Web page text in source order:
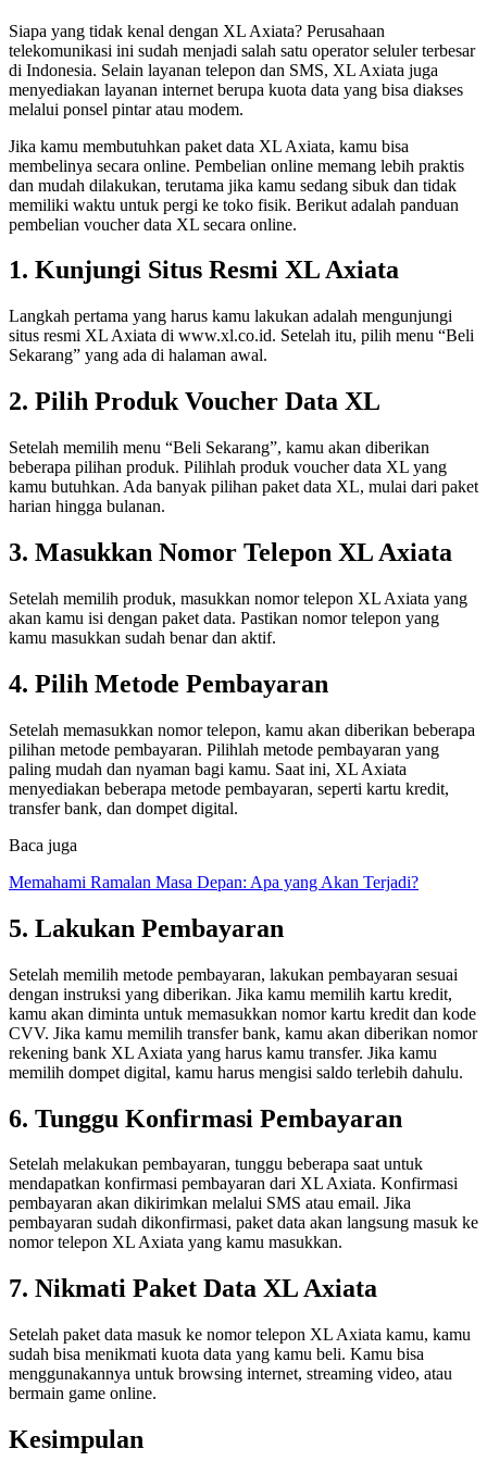
Siapa yang tidak kenal dengan XL Axiata? Perusahaan
telekomunikasi ini sudah menjadi salah satu operator seluler terbesar
di Indonesia. Selain layanan telepon dan SMS, XL Axiata juga
menyediakan layanan internet berupa kuota data yang bisa diakses
melalui ponsel pintar atau modem.
Jika kamu membutuhkan paket data XL Axiata, kamu bisa
membelinya secara online. Pembelian online memang lebih praktis
dan mudah dilakukan, terutama jika kamu sedang sibuk dan tidak
memiliki waktu untuk pergi ke toko fisik. Berikut adalah panduan
pembelian voucher data XL secara online.
1. Kunjungi Situs Resmi XL Axiata
Langkah pertama yang harus kamu lakukan adalah mengunjungi
situs resmi XL Axiata di www.xl.co.id. Setelah itu, pilih menu “Beli
Sekarang” yang ada di halaman awal.
2. Pilih Produk Voucher Data XL
Setelah memilih menu “Beli Sekarang”, kamu akan diberikan
beberapa pilihan produk. Pilihlah produk voucher data XL yang
kamu butuhkan. Ada banyak pilihan paket data XL, mulai dari paket
harian hingga bulanan.
3. Masukkan Nomor Telepon XL Axiata
Setelah memilih produk, masukkan nomor telepon XL Axiata yang
akan kamu isi dengan paket data. Pastikan nomor telepon yang
kamu masukkan sudah benar dan aktif.
4. Pilih Metode Pembayaran
Setelah memasukkan nomor telepon, kamu akan diberikan beberapa
pilihan metode pembayaran. Pilihlah metode pembayaran yang
paling mudah dan nyaman bagi kamu. Saat ini, XL Axiata
menyediakan beberapa metode pembayaran, seperti kartu kredit,
transfer bank, dan dompet digital.
Baca juga
Memahami Ramalan Masa Depan: Apa yang Akan Terjadi?
5. Lakukan Pembayaran
Setelah memilih metode pembayaran, lakukan pembayaran sesuai
dengan instruksi yang diberikan. Jika kamu memilih kartu kredit,
kamu akan diminta untuk memasukkan nomor kartu kredit dan kode
CVV. Jika kamu memilih transfer bank, kamu akan diberikan nomor
rekening bank XL Axiata yang harus kamu transfer. Jika kamu
memilih dompet digital, kamu harus mengisi saldo terlebih dahulu.
6. Tunggu Konfirmasi Pembayaran
Setelah melakukan pembayaran, tunggu beberapa saat untuk
mendapatkan konfirmasi pembayaran dari XL Axiata. Konfirmasi
pembayaran akan dikirimkan melalui SMS atau email. Jika
pembayaran sudah dikonfirmasi, paket data akan langsung masuk ke
nomor telepon XL Axiata yang kamu masukkan.
7. Nikmati Paket Data XL Axiata
Setelah paket data masuk ke nomor telepon XL Axiata kamu, kamu
sudah bisa menikmati kuota data yang kamu beli. Kamu bisa
menggunakannya untuk browsing internet, streaming video, atau
bermain game online.
Kesimpulan